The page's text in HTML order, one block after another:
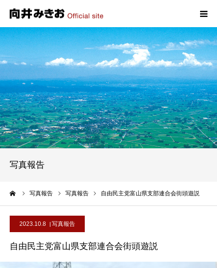
写真報告
写真報告 写真報告 自由民主党富山県支部連合会街頭遊説
2023.10.8 写真報告
自由民主党富山県支部連合会街頭遊説
HOME
プロフィール
政策
活動報告